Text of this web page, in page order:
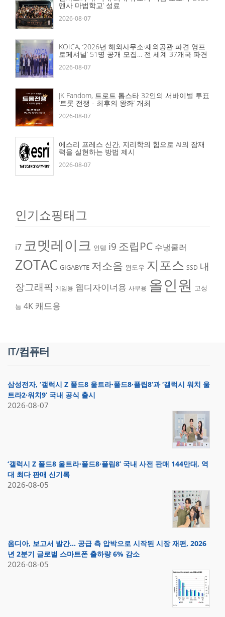
멘사 마법학교’ 성료
2026-08-07
KOICA, ‘2026년 해외사무소·재외공관 파견 영프
로페셔널’ 51명 공개 모집… 전 세계 37개국 파견
2026-08-07
JK Fandom, 트로트 톱스타 32인의 서바이벌 투표
‘트롯 전쟁 - 최후의 왕좌’ 개최
2026-08-07
에스리 프레스 신간, 지리학의 힘으로 AI의 잠재
력을 실현하는 방법 제시
2026-08-07
인기쇼핑태그
i7 코멧레이크 인텔 i9 조립PC 수냉쿨러
ZOTAC GIGABYTE 저소음 윈도우 지포스 SSD 내
장그래픽 게임용 웹디자이너용 사무용 올인원 고성
능 4K 캐드용
IT/컴퓨터
삼성전자, ‘갤럭시 Z 폴드8 울트라·폴드8·플립8’과 ‘갤럭시 워치 울
트라2·워치9’ 국내 공식 출시
2026-08-07
‘갤럭시 Z 폴드8 울트라·폴드8·플립8’ 국내 사전 판매 144만대, 역
대 최다 판매 신기록
2026-08-05
옴디아, 보고서 발간… 공급 측 압박으로 시작된 시장 재편, 2026
년 2분기 글로벌 스마트폰 출하량 6% 감소
2026-08-05